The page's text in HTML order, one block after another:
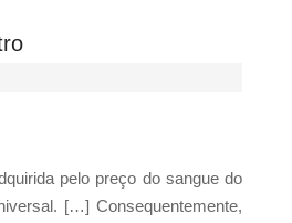
pelo preço do sangue do
[…] Consequentemente,